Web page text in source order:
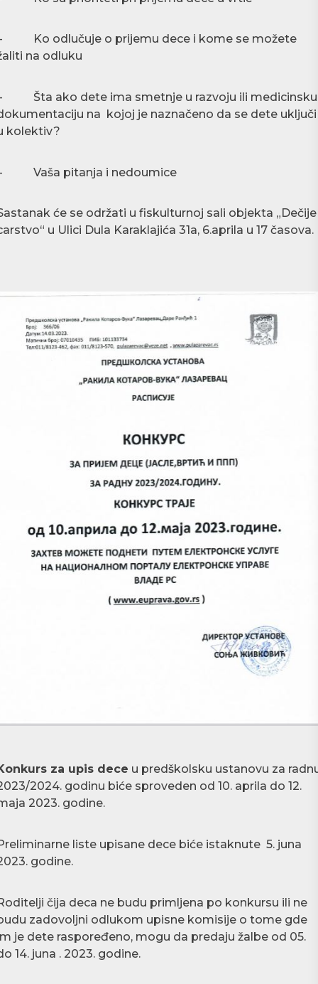
Ko odlučuje o prijemu dece i kome se možete
na odluku
Šta ako dete ima smetnje u razvoju ili medicinsku
na kojoj je naznačeno da se dete uključi
kolektiv?
Vaša pitanja i nedoumice
će se održati u fiskulturnoj sali objekta „Dečije
u Ulici Dula Karaklajića 31a, 6.aprila u 17 časova.
za upis dece u predškolsku ustanovu za
2024. godinu biće sproveden od 10. aprila do 12.
2023. godine.
liste upisane dece biće istaknute 5. juna
godine.
čija deca ne budu primljena po konkursu ili ne
zadovoljni odlukom upisne komisije o tome gde
je dete raspoređeno, mogu da predaju žalbe od 05.
14. juna . 2023. godine.